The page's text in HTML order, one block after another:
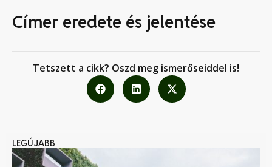
Címer eredete és jelentése
Tetszett a cikk? Oszd meg ismerőseiddel is!
LEGÚJABB